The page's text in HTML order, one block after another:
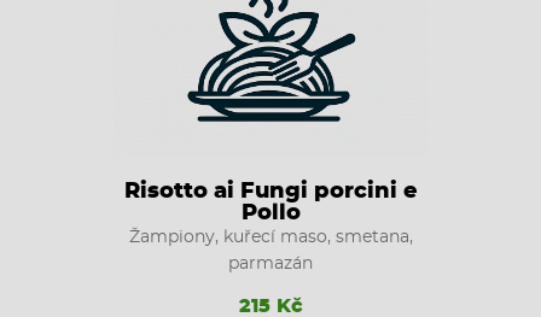
Risotto ai Fungi porcini e
Pollo
Žampiony, kuřecí maso, smetana,
parmazán
215 Kč